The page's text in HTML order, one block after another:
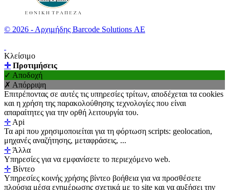
© 2026 - Αρχιμήδης Barcode Solutions ΑΕ
Κλείσιμο
✛Προτιμήσεις
✓ Αποδοχή
✗ Απόρριψη
Επιτρέποντας σε αυτές τις υπηρεσίες τρίτων, αποδέχεται τα cookies
και η χρήση της παρακολούθησης τεχνολογίες που είναι
απαραίτητες για την ορθή λειτουργία του.
✛ Api
Τα api που χρησιμοποιείται για τη φόρτωση scripts: geolocation,
μηχανές αναζήτησης, μεταφράσεις, ...
✛ Άλλα
Υπηρεσίες για να εμφανίσετε το περιεχόμενο web.
✛ Βίντεο
Υπηρεσίες κοινής χρήσης βίντεο βοήθεια για να προσθέσετε
πλούσια μέσα ενημέρωσης σχετικά με το site και να αυξήσει την